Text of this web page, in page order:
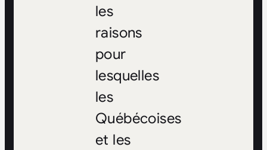
les
raisons
pour
lesquelles
les
Québécoises
et les